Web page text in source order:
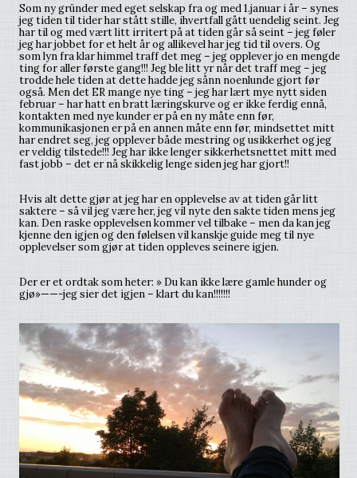
Som ny gründer med eget selskap fra og med 1.januar i år – synes
jeg tiden til tider har stått stille, ihvertfall gått uendelig seint. Jeg
har til og med vært litt irritert på at tiden går så seint – jeg føler
jeg har jobbet for et helt år og allikevel har jeg tid til overs. Og
som lyn fra klar himmel traff det meg – jeg opplever jo en mengde
ting for aller første gang!!! Jeg ble litt yr når det traff meg – jeg
trodde hele tiden at dette hadde jeg sånn noenlunde gjort før
også. Men det ER mange nye ting – jeg har lært mye nytt siden
februar – har hatt en bratt læringskurve og er ikke ferdig ennå,
kontakten med nye kunder er på en ny måte enn før,
kommunikasjonen er på en annen måte enn før, mindsettet mitt
har endret seg, jeg opplever både mestring og usikkerhet og jeg
er veldig tilstede!!! Jeg har ikke lenger sikkerhetsnettet mitt med
fast jobb – det er nå skikkelig lenge siden jeg har gjort!!
Hvis alt dette gjør at jeg har en opplevelse av at tiden går litt
saktere – så vil jeg være her, jeg vil nyte den sakte tiden mens jeg
kan. Den raske opplevelsen kommer vel tilbake – men da kan jeg
kjenne den igjen og den følelsen vil kanskje guide meg til nye
opplevelser som gjør at tiden oppleves seinere igjen.
Der er et ordtak som heter: » Du kan ikke lære gamle hunder og
gjø»——-jeg sier det igjen – klart du kan!!!!!!!